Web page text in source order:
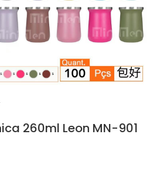
260ml Leon MN-901